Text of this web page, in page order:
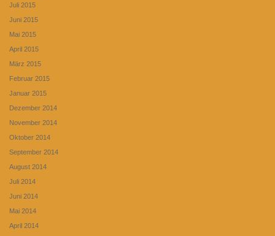
Juli 2015
Juni 2015
Mai 2015
April 2015
März 2015
Februar 2015
Januar 2015
Dezember 2014
November 2014
Oktober 2014
September 2014
August 2014
Juli 2014
Juni 2014
Mai 2014
April 2014